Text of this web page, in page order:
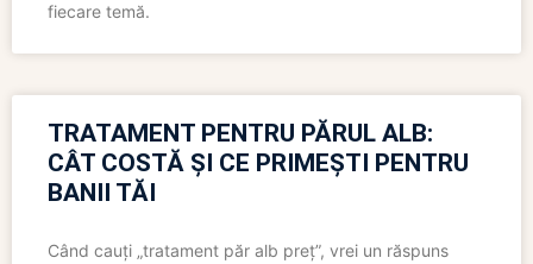
fiecare temă.
TRATAMENT PENTRU PĂRUL ALB:
CÂT COSTĂ ȘI CE PRIMEȘTI PENTRU
BANII TĂI
Când cauți „tratament păr alb preț”, vrei un răspuns